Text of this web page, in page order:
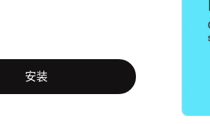
安装